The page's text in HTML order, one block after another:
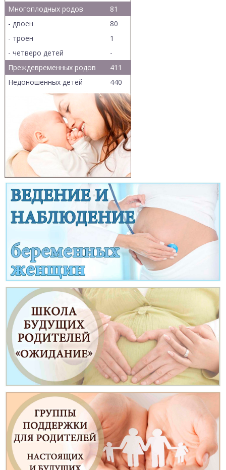
Многоплодных родов
81
- двоен
80
- троен
1
- четверо детей
-
Преждевременных родов
411
Недоношенных детей
440